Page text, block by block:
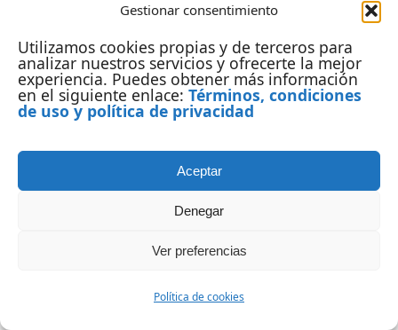
Gestionar consentimiento
Utilizamos cookies propias y de terceros para
analizar nuestros servicios y ofrecerte la mejor
experiencia. Puedes obtener más información
en el siguiente enlace: Términos, condiciones
de uso y política de privacidad
Aceptar
Denegar
Ver preferencias
Política de cookies
una auditoría web
Cuándo deberías hacer una auditoría
web
Cómo funciona Google y cómo decide
qué páginas mostrar
mentorías son clave para el éxito